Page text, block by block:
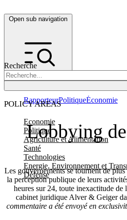
Open sub navigation
Recherche
POLICY AREAS
Economie
Politique
Agriculture et Alimentation
Santé
Technologies
Energie, Environnement et
Défense
RapporteurPolitiqueÉconomie
Lobbying
Les gouvernements se tournent de
la perception publique de leurs
heures sur 24, toute inexactitude
cabinet juridique Alver & Geiger
commentaire a été envoyé en